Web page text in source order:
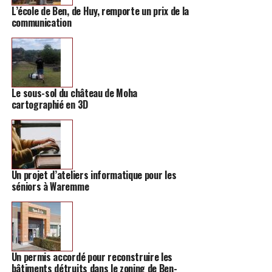
L’école de Ben, de Huy, remporte un prix de la
communication
Le sous-sol du château de Moha
cartographié en 3D
Un projet d’ateliers informatique pour les
séniors à Waremme
Un permis accordé pour reconstruire les
bâtiments détruits dans le zoning de Ben-